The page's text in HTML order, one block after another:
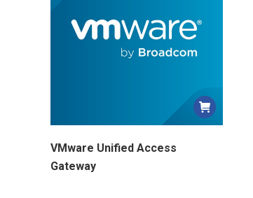
VMware Unified Access
Gateway